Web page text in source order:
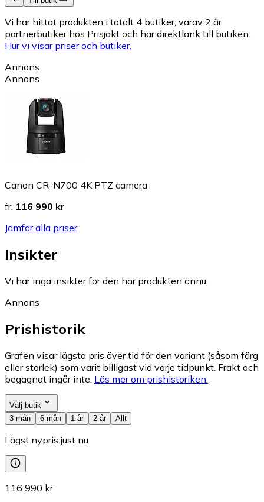
Vi har hittat produkten i totalt 4 butiker, varav 2 är
partnerbutiker hos Prisjakt och har direktlänk till butiken.
Hur vi visar priser och butiker.
Annons
Annons
Canon CR-N700 4K PTZ camera
fr. 116 990 kr
Jämför alla priser
Insikter
Vi har inga insikter för den här produkten ännu.
Annons
Prishistorik
Grafen visar lägsta pris över tid för den variant (såsom färg
eller storlek) som varit billigast vid varje tidpunkt. Frakt och
begagnat ingår inte. Läs mer om prishistoriken.
Välj butik
3 mån
6 mån 1 år 2 år Allt
Lägst nypris just nu
116 990 kr